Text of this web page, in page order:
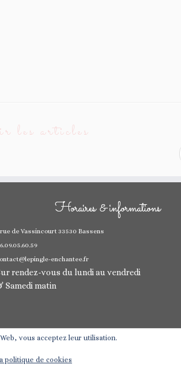
les articles
Horaires & informations
rue de Vassincourt 33530 Bassens
enchantee.fr
rendez-vous du lundi au vendredi
Samedi matin
·© 2026·Propulsé par
vous acceptez leur utilisation.
politique de cookies